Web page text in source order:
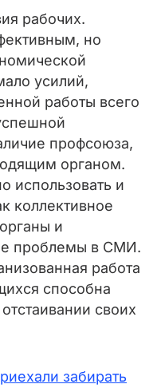
рабочих.
но
усилий,
работы всего
профсоюза,
органом.
использовать и
коллективное
и
проблемы в СМИ.
работа
способна
своих
забирать